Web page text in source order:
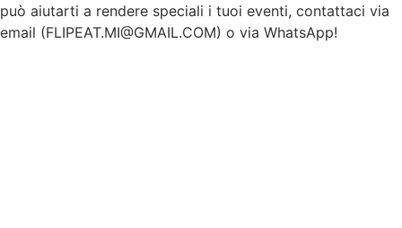
può aiutarti a rendere speciali i tuoi eventi, contattaci via
email (FLIPEAT.MI@GMAIL.COM) o via WhatsApp!